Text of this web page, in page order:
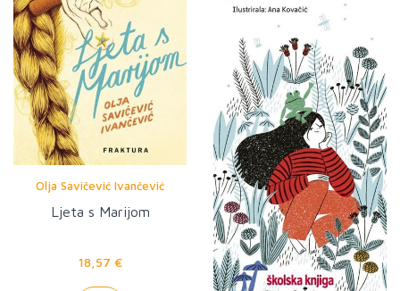
Olja Savičević Ivančević
Ljeta s Marijom
18,57 €